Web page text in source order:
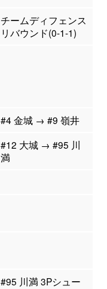
チームディフェンス
リバウンド(0-1-1)
#4 金城 → #9 嶺井
#12 大城 → #95 川
満
#95 川満 3Pシュー